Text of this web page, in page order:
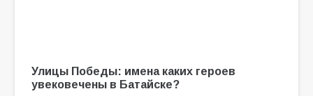
Улицы Победы: имена каких героев
увековечены в Батайске?